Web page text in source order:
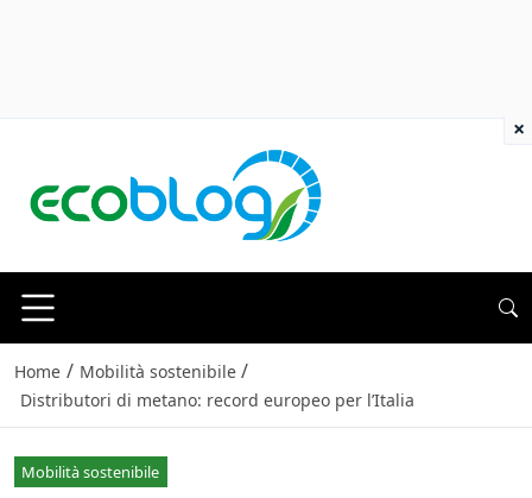
Home / Mobilità sostenibile /
Distributori di metano: record europeo per l’Italia
Mobilità sostenibile
×